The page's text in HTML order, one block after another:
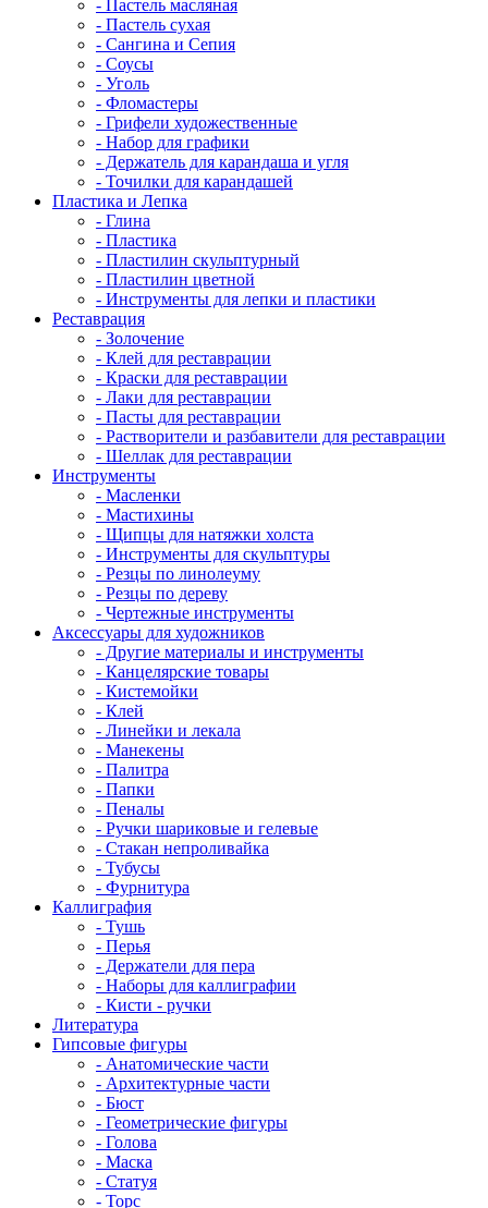
- Пастель масляная
- Пастель сухая
- Сангина и Сепия
- Соусы
- Уголь
- Фломастеры
- Грифели художественные
- Набор для графики
- Держатель для карандаша и угля
- Точилки для карандашей
Пластика и Лепка
- Глина
- Пластика
- Пластилин скульптурный
- Пластилин цветной
- Инструменты для лепки и пластики
Реставрация
- Золочение
- Клей для реставрации
- Краски для реставрации
- Лаки для реставрации
- Пасты для реставрации
- Растворители и разбавители для реставрации
- Шеллак для реставрации
Инструменты
- Масленки
- Мастихины
- Щипцы для натяжки холста
- Инструменты для скульптуры
- Резцы по линолеуму
- Резцы по дереву
- Чертежные инструменты
Аксессуары для художников
- Другие материалы и инструменты
- Канцелярские товары
- Кистемойки
- Клей
- Линейки и лекала
- Манекены
- Палитра
- Папки
- Пеналы
- Ручки шариковые и гелевые
- Стакан непроливайка
- Тубусы
- Фурнитура
Каллиграфия
- Тушь
- Перья
- Держатели для пера
- Наборы для каллиграфии
- Кисти - ручки
Литература
Гипсовые фигуры
- Анатомические части
- Архитектурные части
- Бюст
- Геометрические фигуры
- Голова
- Маска
- Статуя
- Торс